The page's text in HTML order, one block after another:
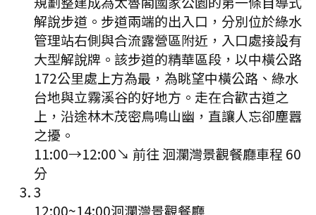
解說步道。步道兩端的出入口，分別位於綠水
管理站右側與合流露營區附近，入口處接設有
大型解說牌。該步道的精華區段，以中橫公路
172公里處上方為最，為眺望中橫公路、綠水
台地與立霧溪谷的好地方。走在合歡古道之
上，沿途林木茂密鳥鳴山幽，直讓人忘卻塵囂
之擾。
11:00→12:00↘ 前往 洄瀾灣景觀餐廳車程 60
分
3
12:00~14:00洄瀾灣景觀餐廳